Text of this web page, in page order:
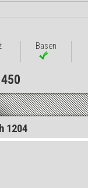
Basen
1204